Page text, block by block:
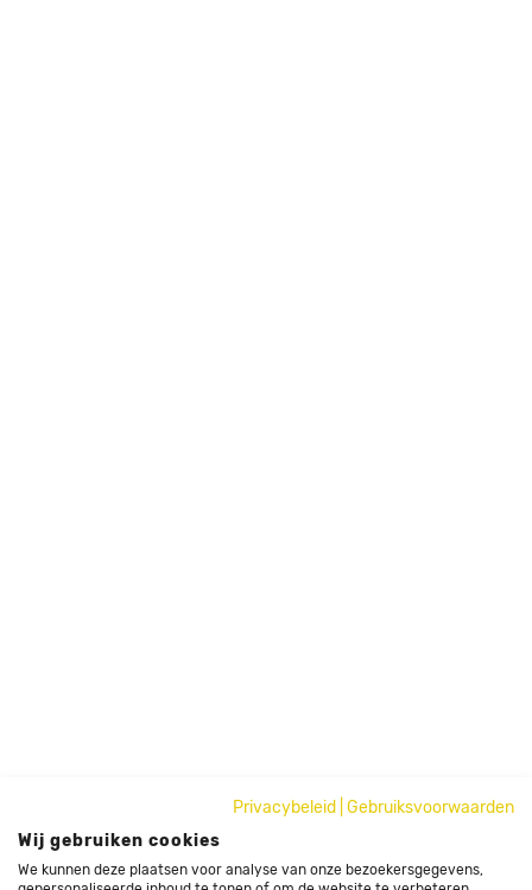
Privacybeleid
Gebruiksvoorwaarden
Wij gebruiken cookies
We kunnen deze plaatsen voor analyse van onze bezoekersgegevens,